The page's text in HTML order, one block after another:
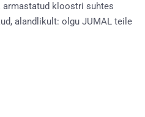
armastatud kloostri suhtes
alandlikult: olgu JUMAL teile